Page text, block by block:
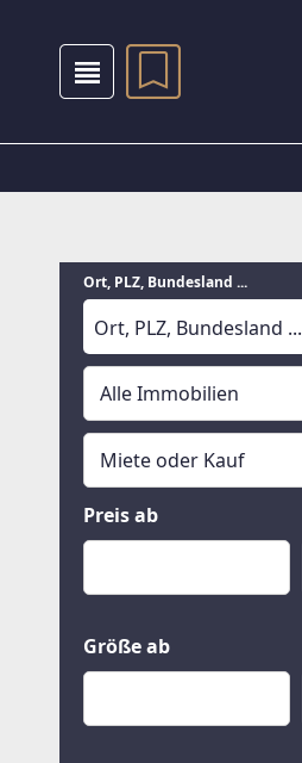
Ort, PLZ, Bundesland ...
Suche läuft
Alle Immobilien
Alle Immobilien
Häuser
Grund und Boden
Miete oder Kauf
Miete oder Kauf
Kauf
Preis ab
Größe ab